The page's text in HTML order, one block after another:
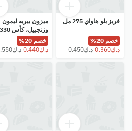
فريز بلو هاواي 275 مل
خصم 20%
ميزون بيريه ليمون
وزنجبيل، كأس 330 مل
خصم 20%
⁦د.ك0.440⁩
⁦د.ك0.550⁩